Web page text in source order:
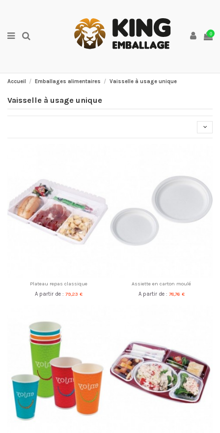
0
Accueil Emballages alimentaires Vaisselle à usage unique
Vaisselle à usage unique
Plateau repas classique
A partir de : 79,23 €
Assiette en carton moulé
A partir de : 78,76 €